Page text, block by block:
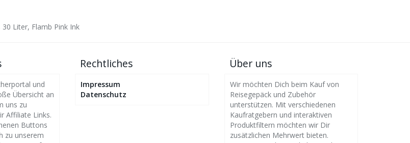
Liter, Flamb Pink Ink
und
Übersicht an
uns zu
Affiliate Links.
Buttons
zu unserem
Rechtliches
Impressum
Datenschutz
Über uns
Wir möchten Dich beim Kauf von
Reisegepäck und Zubehör
unterstützen. Mit verschiedenen
Kaufratgebern und interaktiven
Produktfiltern möchten wir Dir
zusätzlichen Mehrwert bieten.